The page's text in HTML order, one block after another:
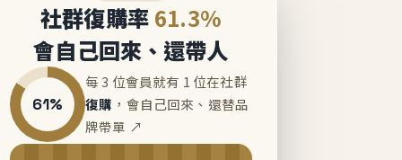
社群復購率 61.3%
會自己回來、還帶人
61%
每 3 位會員就有 1 位在社群
復購 ，會自己回來、還替品
牌帶單 ↗